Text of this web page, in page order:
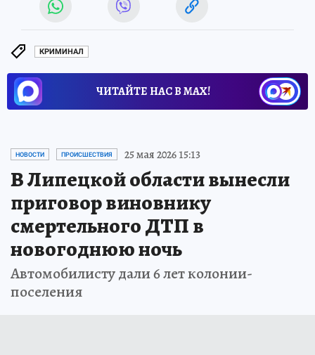
КРИМИНАЛ
ЧИТАЙТЕ НАС В МАХ!
НОВОСТИ ПРОИСШЕСТВИЯ 25 мая 2026 15:13
В Липецкой области вынесли
приговор виновнику
смертельного ДТП в
новогоднюю ночь
Автомобилисту дали 6 лет колонии-
поселения